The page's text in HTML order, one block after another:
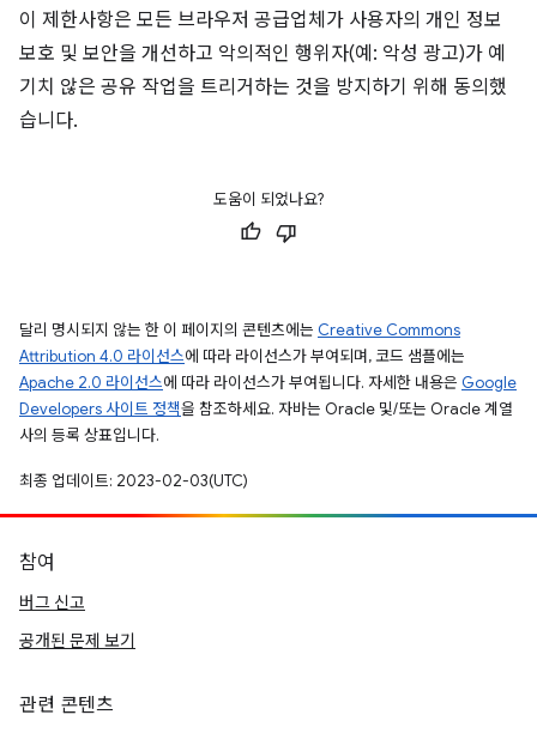
이 제한사항은 모든 브라우저 공급업체가 사용자의 개인 정보
보호 및 보안을 개선하고 악의적인 행위자(예: 악성 광고)가 예
기치 않은 공유 작업을 트리거하는 것을 방지하기 위해 동의했
습니다.
도움이 되었나요?
달리 명시되지 않는 한 이 페이지의 콘텐츠에는 Creative Commons
Attribution 4.0 라이선스에 따라 라이선스가 부여되며, 코드 샘플에는
Apache 2.0 라이선스에 따라 라이선스가 부여됩니다. 자세한 내용은 Google
Developers 사이트 정책을 참조하세요. 자바는 Oracle 및/또는 Oracle 계열
사의 등록 상표입니다.
최종 업데이트: 2023-02-03(UTC)
참여
버그 신고
공개된 문제 보기
관련 콘텐츠